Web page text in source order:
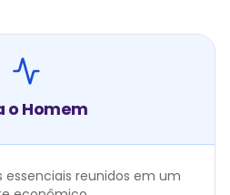
o Homem
essenciais reunidos em um